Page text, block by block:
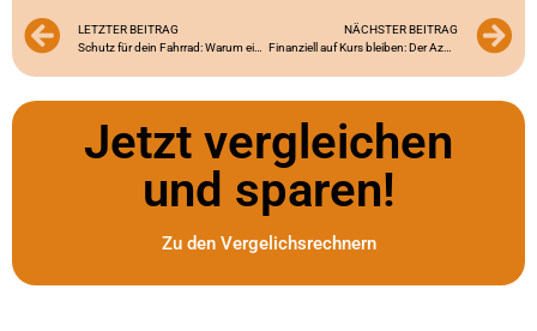
LETZTER BEITRAG
NÄCHSTER BEITRAG
Finanziell auf Kurs bleiben: Der Azubi-Kredit der Postbank im Überblick
Jetzt vergleichen
und sparen!
Zu den Vergelichsrechnern